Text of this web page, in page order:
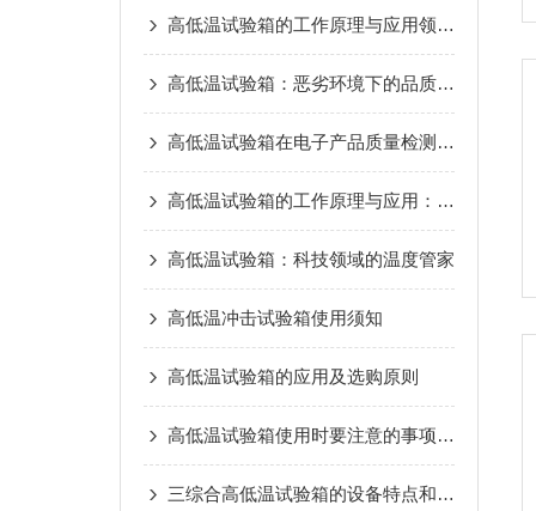
高低温试验箱的工作原理与应用领域详解
高低温试验箱：恶劣环境下的品质试炼场
高低温试验箱在电子产品质量检测中的重要作用
高低温试验箱的工作原理与应用：测试材料耐温性能
高低温试验箱：科技领域的温度管家
高低温冲击试验箱使用须知
高低温试验箱的应用及选购原则
高低温试验箱使用时要注意的事项有哪些？
三综合高低温试验箱的设备特点和满足标准